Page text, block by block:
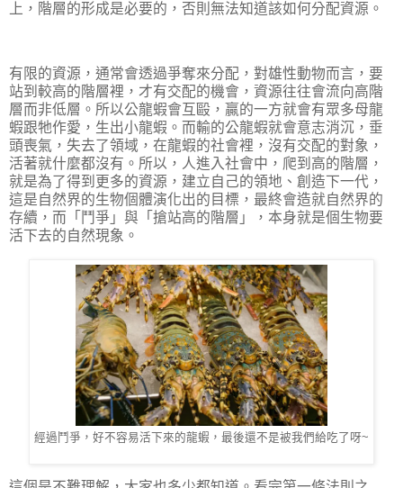
上，階層的形成是必要的，否則無法知道該如何分配資源。
有限的資源，通常會透過爭奪來分配，對雄性動物而言，要
站到較高的階層裡，才有交配的機會，資源往往會流向高階
層而非低層。所以公龍蝦會互毆，贏的一方就會有眾多母龍
蝦跟牠作愛，生出小龍蝦。而輸的公龍蝦就會意志消沉，垂
頭喪氣，失去了領域，在龍蝦的社會裡，沒有交配的對象，
活著就什麼都沒有。所以，人進入社會中，爬到高的階層，
就是為了得到更多的資源，建立自己的領地、創造下一代，
這是自然界的生物個體演化出的目標，最終會造就自然界的
存續，而「鬥爭」與「搶站高的階層」，本身就是個生物要
活下去的自然現象。
經過鬥爭，好不容易活下來的龍蝦，最後還不是被我們給吃了呀~